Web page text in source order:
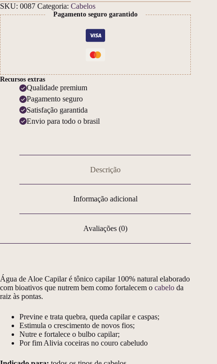
SKU: 0087 Categoria: Cabelos
Pagamento seguro garantido
Recursos extras
Qualidade premium
Pagamento seguro
Satisfação garantida
Envio para todo o brasil
Descrição
Informação adicional
Avaliações (0)
Água de Aloe Capilar é tônico capilar 100% natural elaborado
com bioativos que nutrem bem como fortalecem o cabelo da
raiz às pontas.
Previne e trata quebra, queda capilar e caspas;
Estimula o crescimento de novos fios;
Nutre e fortalece o bulbo capilar;
Por fim Alivia coceiras no couro cabeludo